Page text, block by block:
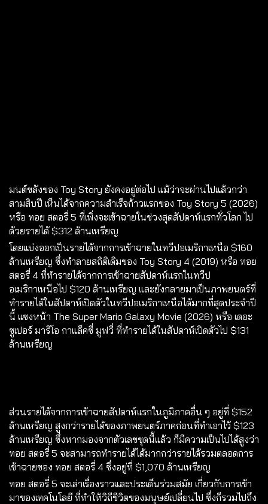
มนต์ขลังของ Toy Story ยังคงอยู่ต่อไป แม้ว่าจะผ่านไปแล้วกว่า
สามสิบปี เห็นได้จากความสำเร็จก้าวแรกของ Toy Story 5 (2026)
หรือ ทอย สตอรี่ 5 ที่เพิ่งจะเข้าฉายในช่วงสุดสัปดาห์แรกทั่วโลก ไป
ด้วยรายได้ $312 ล้านเหรียญ
โดยแบ่งออกเป็นรายได้จากการเข้าฉายในทวีปอเมริกาเหนือ $160
ล้านเหรียญ ซึ่งทำลายสถิติเดิมของ Toy Story 4 (2019) หรือ ทอย
สตอรี่ 4 ที่ทำรายได้จากการเข้าฉายสัปดาห์แรกในทวีป
อเมริกาเหนือไป $120 ล้านเหรียญ และยังกลายมาเป็นภาพยนตร์ที่
ทำรายได้ในสัปดาห์เปิดตัวในทวีปอเมริกาเหนือได้มากที่สุดประจำปี
นี้ แซงหน้า The Super Mario Galaxy Movie (2026) หรือ เดอะ
ซูเปอร์ มาริโอ กาแล็คซี่ มูฟวี่ ที่ทำรายได้ในสัปดาห์เปิดตัวไป $131
ล้านเหรียญ
ส่วนรายได้จากการเข้าฉายสัปดาห์แรกในภูมิภาคอื่น ๆ อยู่ที่ $152
ล้านเหรียญ สูงกว่ารายได้ของภาพยนตร์ภาคก่อนที่ทำเอาไว้ $123
ล้านเหรียญ ซึ่งหากมองจากตัวเลขชุดนี้แล้ว ก็มีความเป็นไปได้สูงว่า
ทอย สตอรี่ 5 จะสามารถทำรายได้ได้มากกว่ารายได้รวมตลอดการ
เข้าฉายของ ทอย สตอรี่ 4 ซึ่งอยู่ที่ $1,070 ล้านเหรียญ
ทอย สตอรี่ 5 จะเล่าเรื่องราวและประเด็นร่วมสมัย เกี่ยวกับการเข้า
มาของเทคโนโลยี ที่ทำให้วิถีชีวิตของมนุษย์เปลี่ยนไป ซึ่งก็รวมไปถึง